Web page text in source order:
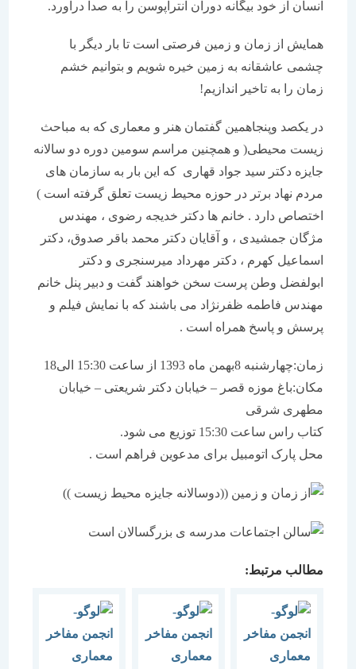
انسان از خود بیگانه دوران آنتراپوسن را به صدا درآورد.
همایش از زمان و زمین فرصتی است تا بار دیگر با
چشمی عاشقانه به زمین خیره شویم و بتوانیم خشم
زمان را به تاخیر اندازیم!
در یکصد وپنجاهمین گفتمان هنر و معماری که به مباحث
زیست محیطی( و همچنین مراسم سومین دوره دو سالانه
جایزه دکتر سید جواد قهاری که این بار به سازمان های
مردم نهاد برتر در حوزه محیط زیست تعلق گرفته است )
اختصاص دارد . خانم ها دکتر خدیجه رضوی ، مهندس
مژگان جمشیدی ، و آقایان دکتر محمد باقر صدوق، دکتر
اسماعیل کهرم ، دکتر مهرداد میرسنجری و دکتر
ابولفضل وطن پرست سخن خواهند گفت و دبیر پنل خانم
مهندس فاطمه ظفرنژاد می باشند که با نمایش فیلم و
پرسش و پاسخ همراه است .
زمان:چهارشنبه 8بهمن ماه 1393 از ساعت 15:30 الی18
مکان:باغ موزه قصر – خیابان دکتر شریعتی – خیابان
مطهری شرقی
کتاب راس ساعت 15:30 توزیع می شود.
محل پارک اتومبیل برای مدعوین فراهم است .
مطالب مرتبط: